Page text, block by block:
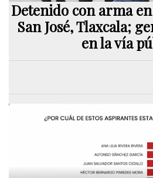
Detenido con arma
San José, Tlaxcala;
en la vía